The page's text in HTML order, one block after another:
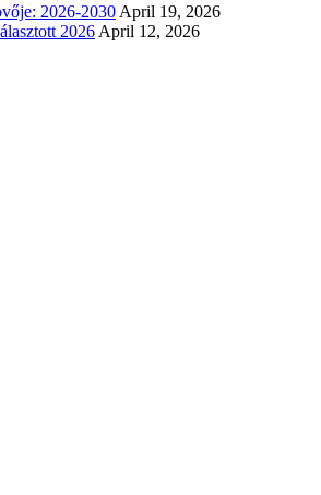
2026-2030April 19, 2026
2026April 12, 2026